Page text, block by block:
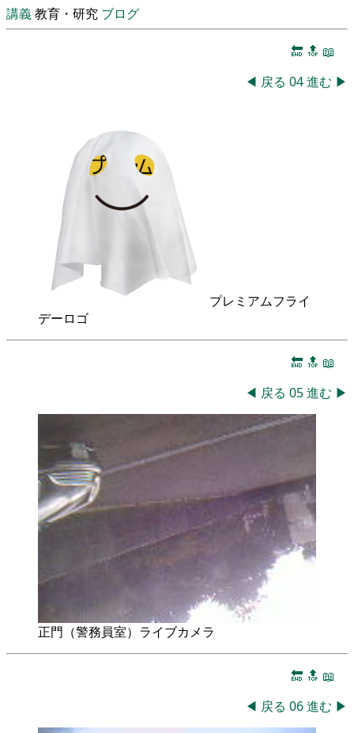
講義教育・研究 ブログ
🔚 🔝 📖
◀ 戻る 04進む ▶
プレミアムフライ
デーロゴ
🔚 🔝 📖
◀ 戻る 05進む ▶
正門（警務員室）ライブカメラ
🔚 🔝 📖
◀ 戻る 06進む ▶